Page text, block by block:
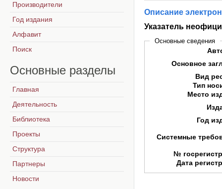
Описание
Указатель
Основные сведения
Основное
Вид
Тип
Место
Год
Системные
№
Дата
Производители
Год издания
Алфавит
Поиск
Основные разделы
Главная
Деятельность
Библиотека
Проекты
Структура
Партнеры
Новости